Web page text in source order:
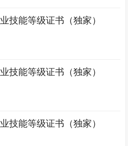
技能等级证书（独家）
技能等级证书（独家）
技能等级证书（独家）